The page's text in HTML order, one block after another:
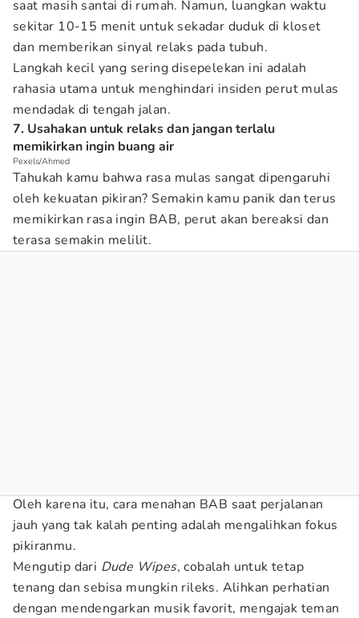
saat masih santai di rumah. Namun, luangkan waktu
sekitar 10-15 menit untuk sekadar duduk di kloset
dan memberikan sinyal relaks pada tubuh.
Langkah kecil yang sering disepelekan ini adalah
rahasia utama untuk menghindari insiden perut mulas
mendadak di tengah jalan.
7. Usahakan untuk relaks dan jangan terlalu
memikirkan ingin buang air
Pexels/Ahmed
Tahukah kamu bahwa rasa mulas sangat dipengaruhi
oleh kekuatan pikiran? Semakin kamu panik dan terus
memikirkan rasa ingin BAB, perut akan bereaksi dan
terasa semakin melilit.
Oleh karena itu, cara menahan BAB saat perjalanan
jauh yang tak kalah penting adalah mengalihkan fokus
pikiranmu.
Mengutip dari Dude Wipes, cobalah untuk tetap
tenang dan sebisa mungkin rileks. Alihkan perhatian
dengan mendengarkan musik favorit, mengajak teman